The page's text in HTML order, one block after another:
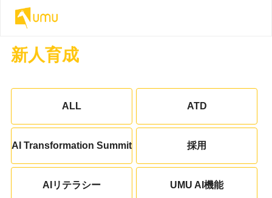
新人育成
ALL ATD
AI Transformation Summit 採用
AIリテラシー UMU AI機能